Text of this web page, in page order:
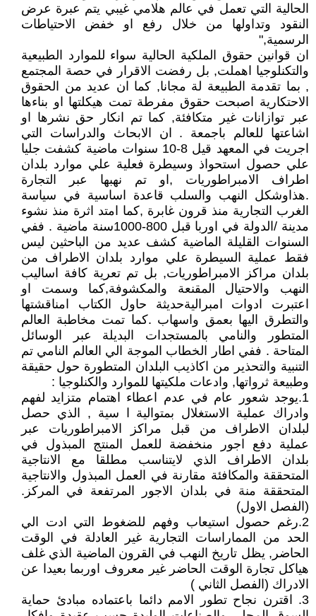
الحالية التي تعمل في عالم هلامي غيبي يتم عبرة عرض
النقود وتداولها من خلال رفع او خفض الاحتياطات
الرسمية,"
ان قوانين حقوق الملكية الحالية سواء للموارد الطبيعية
والتكنلوجيا اهملت, بل رفضت الاقرار في حصة المجتمع
, بما تقدمة الطبيعة لة مجانا, كما ان عديد من الحقوق
الاحتكارية اصبحت حقوق مفرطة تمت هيكلتها او بناءها
عبر توازانات غير متكافئة, كما تم انكار حق نشرها او
اشاعتها للعالم باجمعة . ان الابحاث والدراسات التي
اجريت في المعهد قيل 8-10 سنوات ماضية كشفت جليا
علي حصول استحواذ وسيطرة فعلية علي موارد بلدان
اطراف الامبراطوريات ,او تم نهبها عبر التجارة
.هذاوشكل النهب والسلب قاعدة اساسية في سياسة
الغرب التجارية منذ قرون غابرة ,كما امتد اثرة منذ نشوء
مدينة /الدولة في اوربا قبل 800-1000سنة ماضية . ففي
السنوات القليلة الماضية كشف عديد من الباحثين ليس
فقط عملية السيطرة علي موارد بلدان الاطراف من
بلدان مراكز الامبراطوريات, بل تم تعرية كافة اساليب
النهب والاحتيال المقنعة والمكشوفة,كما وسمت او
اعتبرت ادوات امبراليةحديثة حاول الكتاب امناقشتها
والتطرق اليها بعمق واسهاب .كما تمت مخاطبة العالم
المتطور والنامي بالمستجدات البديلة عبر الوسائل
المتاحة . ففي اطار الخطاب الموجة الي العالم النامي تم
التنبية والتحذير من اكاذيب البلدان المتطورة حول حقيقة
وطبيعة ثرواتها, وادعات ملكيتها للموارد والكنلوجيا :
1.يوجد شعور عام في عدم اعطاء اهتمام متزايد لفهم
وادراك عملية الاستغلال بمتوالية ا سية , الذي حصل
لبلدان الاطراف من قبل مراكز الامبراطوريات عبر
عملية دفع اجور منخفضة للعمل المنتج المبذول في
بلدان الاطراف الذي لايتناسب مطلقا مع الانتاجية
المتحققة والمكافئة مقارنة في العمل المبذول والانتاجية
المتحققة منة في بلدان الاجور المرتفعة في المركز.
(الفصل الاول)
2.رغم حصول استيعاب وفهم للضغوط التي ادت الي
الحد من المماراسات التجارية غير العادلة في الوقت
الحاضر, يظل تاريخ النهب في القرون الماضية الذي غلف
هياكل تجارة الوقت الحاضر غير معروف اوربما بعيدا عن
الادراك (الفصل الثاني )
3. اقترن نجاح تطور الامم دائما باعتماده مبادئ حماية